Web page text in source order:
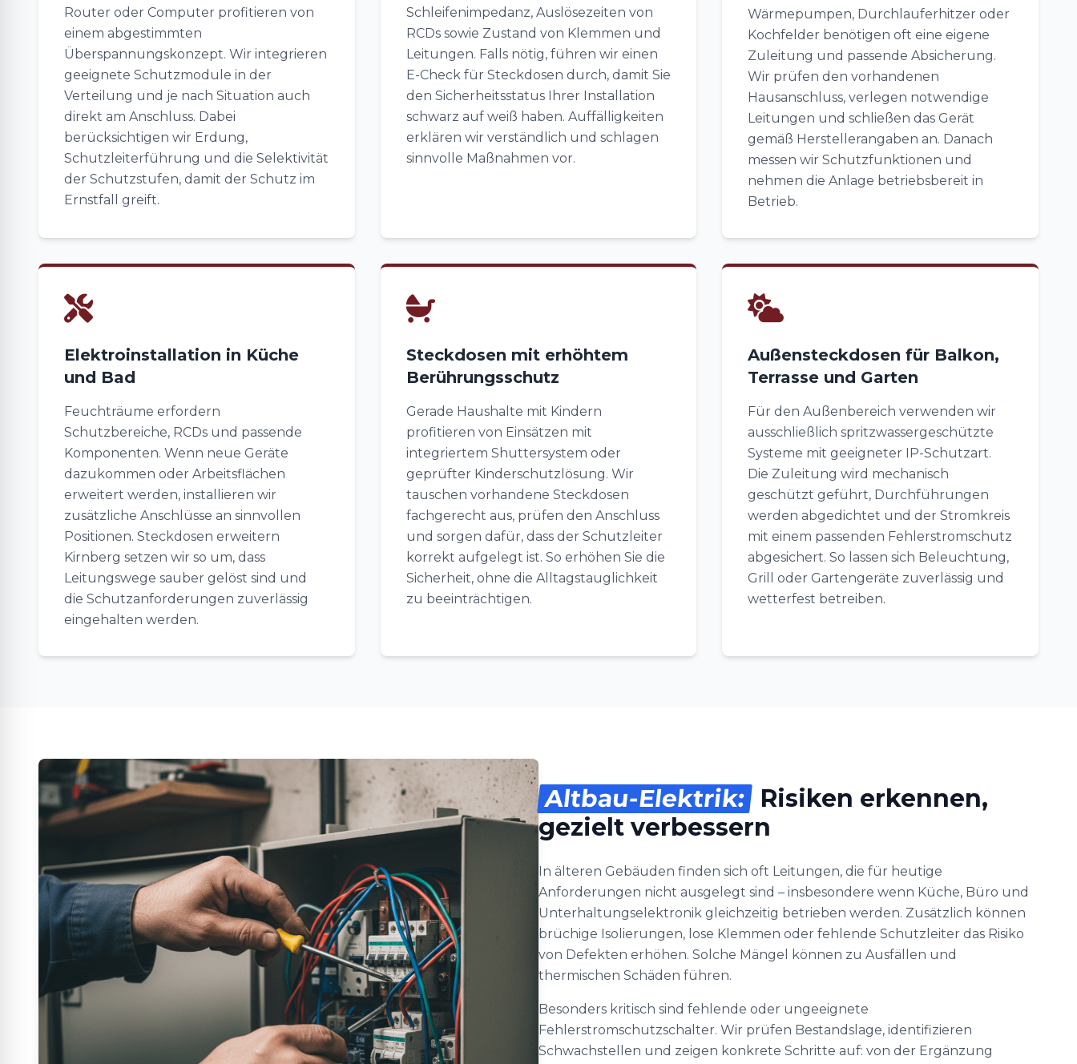
Router oder Computer profitieren von
einem abgestimmten
Überspannungskonzept. Wir integrieren
geeignete Schutzmodule in der
Verteilung und je nach Situation auch
direkt am Anschluss. Dabei
berücksichtigen wir Erdung,
Schutzleiterführung und die Selektivität
der Schutzstufen, damit der Schutz im
Ernstfall greift.
Schleifenimpedanz, Auslösezeiten von
RCDs sowie Zustand von Klemmen und
Leitungen. Falls nötig, führen wir einen
E-Check für Steckdosen durch, damit Sie
den Sicherheitsstatus Ihrer Installation
schwarz auf weiß haben. Auffälligkeiten
erklären wir verständlich und schlagen
sinnvolle Maßnahmen vor.
Wärmepumpen, Durchlauferhitzer oder
Kochfelder benötigen oft eine eigene
Zuleitung und passende Absicherung.
Wir prüfen den vorhandenen
Hausanschluss, verlegen notwendige
Leitungen und schließen das Gerät
gemäß Herstellerangaben an. Danach
messen wir Schutzfunktionen und
nehmen die Anlage betriebsbereit in
Betrieb.
Elektroinstallation in Küche
und Bad
Feuchträume erfordern
Schutzbereiche, RCDs und passende
Komponenten. Wenn neue Geräte
dazukommen oder Arbeitsflächen
erweitert werden, installieren wir
zusätzliche Anschlüsse an sinnvollen
Positionen. Steckdosen erweitern
Kirnberg setzen wir so um, dass
Leitungswege sauber gelöst sind und
die Schutzanforderungen zuverlässig
eingehalten werden.
Steckdosen mit erhöhtem
Berührungsschutz
Gerade Haushalte mit Kindern
profitieren von Einsätzen mit
integriertem Shuttersystem oder
geprüfter Kinderschutzlösung. Wir
tauschen vorhandene Steckdosen
fachgerecht aus, prüfen den Anschluss
und sorgen dafür, dass der Schutzleiter
korrekt aufgelegt ist. So erhöhen Sie die
Sicherheit, ohne die Alltagstauglichkeit
zu beeinträchtigen.
Außensteckdosen für Balkon,
Terrasse und Garten
Für den Außenbereich verwenden wir
ausschließlich spritzwassergeschützte
Systeme mit geeigneter IP-Schutzart.
Die Zuleitung wird mechanisch
geschützt geführt, Durchführungen
werden abgedichtet und der Stromkreis
mit einem passenden Fehlerstromschutz
abgesichert. So lassen sich Beleuchtung,
Grill oder Gartengeräte zuverlässig und
wetterfest betreiben.
Altbau-Elektrik: Risiken erkennen,
gezielt verbessern
In älteren Gebäuden finden sich oft Leitungen, die für heutige
Anforderungen nicht ausgelegt sind – insbesondere wenn Küche, Büro und
Unterhaltungselektronik gleichzeitig betrieben werden. Zusätzlich können
brüchige Isolierungen, lose Klemmen oder fehlende Schutzleiter das Risiko
von Defekten erhöhen. Solche Mängel können zu Ausfällen und
thermischen Schäden führen.
Besonders kritisch sind fehlende oder ungeeignete
Fehlerstromschutzschalter. Wir prüfen Bestandslage, identifizieren
Schwachstellen und zeigen konkrete Schritte auf: von der Ergänzung